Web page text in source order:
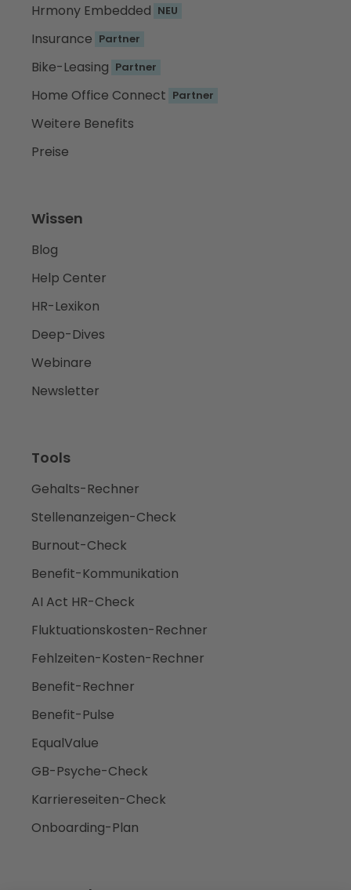
Hrmony Embedded NEU
Insurance Partner
Bike-Leasing Partner
Home Office Connect Partner
Weitere Benefits
Preise
Wissen
Blog
Help Center
HR-Lexikon
Deep-Dives
Webinare
Newsletter
Tools
Gehalts-Rechner
Stellenanzeigen-Check
Burnout-Check
Benefit-Kommunikation
AI Act HR-Check
Fluktuationskosten-Rechner
Fehlzeiten-Kosten-Rechner
Benefit-Rechner
Benefit-Pulse
EqualValue
GB-Psyche-Check
Karriereseiten-Check
Onboarding-Plan